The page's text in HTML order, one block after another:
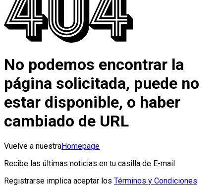
No podemos encontrar la
página solicitada, puede no
estar disponible, o haber
cambiado de URL
Vuelve a nuestraHomepage
Recibe las últimas noticias en tu casilla de E-mail
Registrarse implica aceptar los Términos y Condiciones